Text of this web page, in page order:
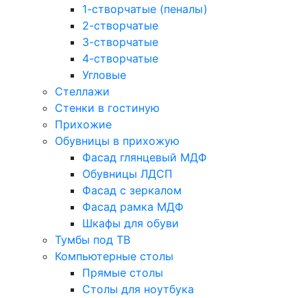
1-створчатые (пеналы)
2-створчатые
3-створчатые
4-створчатые
Угловые
Стеллажи
Стенки в гостиную
Прихожие
Обувницы в прихожую
Фасад глянцевый МДФ
Обувницы ЛДСП
Фасад с зеркалом
Фасад рамка МДФ
Шкафы для обуви
Тумбы под ТВ
Компьютерные столы
Прямые столы
Столы для ноутбука